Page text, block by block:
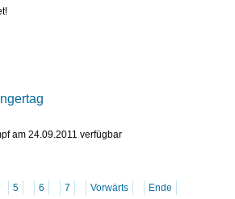
am 24.09.2011 verfügbar
5 6 7 Vorwärts Ende